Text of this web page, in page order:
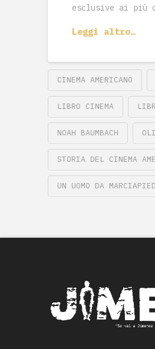
esclusive ai più
Leggi altro…
CINEMA AMERICANO
LIBRO CINEMA
NOAH BAUMBACH
STORIA DEL CINEMA
UN UOMO DA